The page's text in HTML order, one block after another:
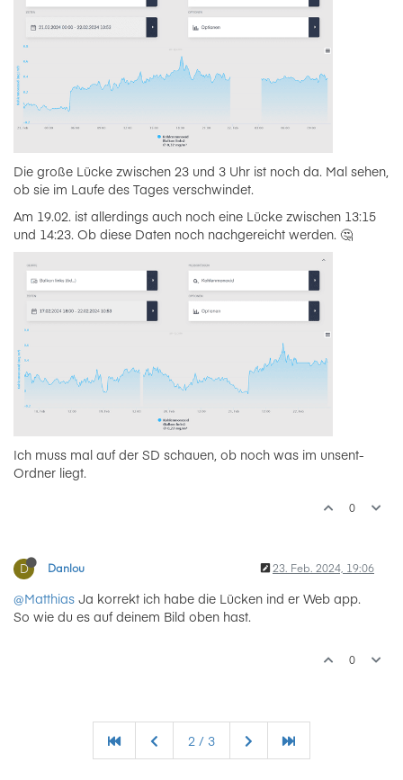
Die große Lücke zwischen 23 und 3 Uhr ist noch da. Mal sehen,
ob sie im Laufe des Tages verschwindet.
Am 19.02. ist allerdings auch noch eine Lücke zwischen 13:15
und 14:23. Ob diese Daten noch nachgereicht werden. 🤔
Ich muss mal auf der SD schauen, ob noch was im unsent-
Ordner liegt.
0
D Danlou 23. Feb. 2024, 19:06
@Matthias Ja korrekt ich habe die Lücken ind er Web app.
So wie du es auf deinem Bild oben hast.
0
2 / 3